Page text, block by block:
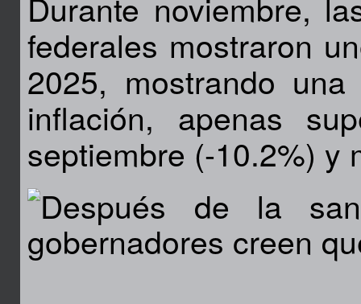
federales mostraron
2025, mostrando
inflación, apenas
septiembre (-10.2%) y